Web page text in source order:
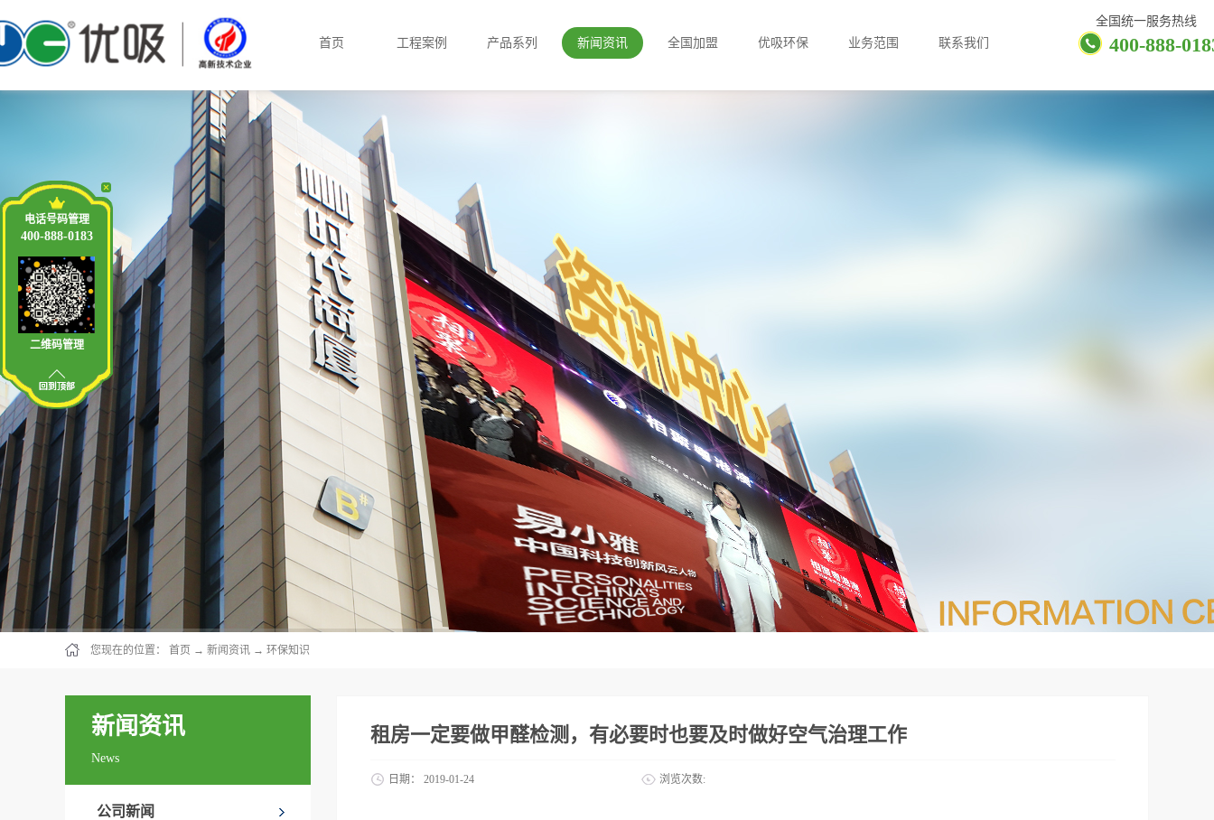
全国统一服务热线
400-888-
首页 工程案例 产品系列 新闻资讯 全国加盟 优吸环保 业务范围 联系我们
您现在的位置： 首页 → 新闻资讯 → 环保知识
新闻资讯
News
公司新闻
租房一定要做甲醛检测，有必要时也要及时做好空气治理工作
日期： 2019-01-24 浏览次数:
电话号码管理
400-888-0183
二维码管理